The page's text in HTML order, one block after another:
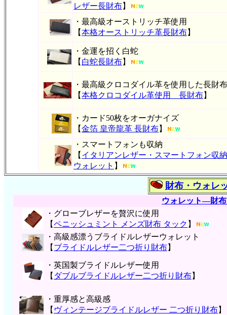
レザー長財布】
・最高級オーストリッチ革使用
【本格オーストリッチ革長財布】
・金運を招く白蛇
【 白蛇長財布】
・最高級クロコダイル革を使用した長財布
【本格クロコダイル革使用 長財布】
・カード50枚をオーガナイズ
【金箔 皇帝龍革 長財布】
・スマートフォンも収納
【 イタリアンレザー・スマートフォン収納
ウォレット 】
財布・ウォレ
ウォレット―財
・グローブレザーを贅沢に使用
【ペニッシュミント メンズ財布 タック 】
・高級感漂うブライドルレザーウォレット
【 ブライドルレザー二つ折り財布】
・英国製ブライドルレザー使用
【 ダブルブライドルレザー二つ折り財布】
・重厚感と高級感
【 ヴィンテージブライドルレザー 二つ折り財布】